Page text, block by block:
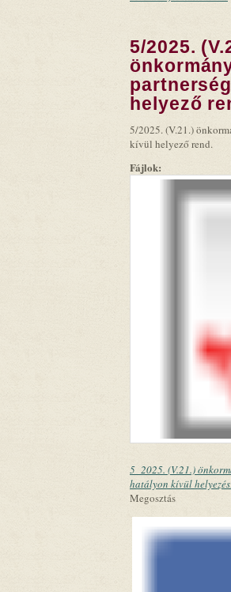
5/2025.
helyező
5/2025. (V.21.)
kívül helyező rend.
Fájlok:
5_2025. (V.21.)
hatályon kívül
Megosztás